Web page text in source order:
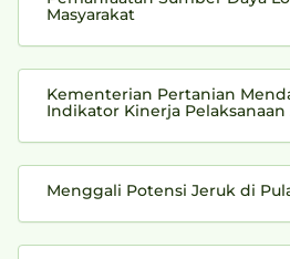
Masyarakat
Kementerian Pertanian
Indikator Kinerja Pelaksanaan
Menggali Potensi Jeruk di